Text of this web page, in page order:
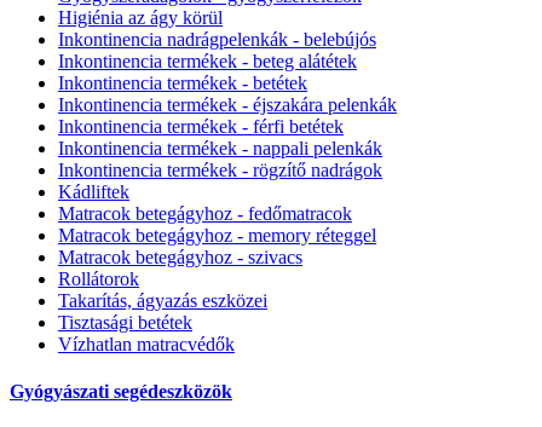
Higiénia az ágy körül
Inkontinencia nadrágpelenkák - belebújós
Inkontinencia termékek - beteg alátétek
Inkontinencia termékek - betétek
Inkontinencia termékek - éjszakára pelenkák
Inkontinencia termékek - férfi betétek
Inkontinencia termékek - nappali pelenkák
Inkontinencia termékek - rögzítő nadrágok
Kádliftek
Matracok betegágyhoz - fedőmatracok
Matracok betegágyhoz - memory réteggel
Matracok betegágyhoz - szivacs
Rollátorok
Takarítás, ágyazás eszközei
Tisztasági betétek
Vízhatlan matracvédők
Gyógyászati segédeszközök